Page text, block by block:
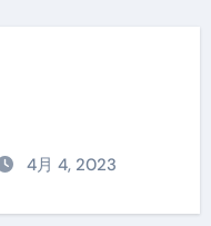
4月 4, 2023